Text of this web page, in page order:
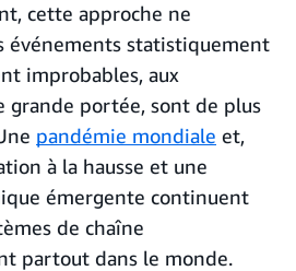
cette approche ne
événements statistiquement
improbables, aux
grande portée, sont de plus
pandémie mondiale et,
à la hausse et une
émergente continuent
de chaîne
partout dans le monde.